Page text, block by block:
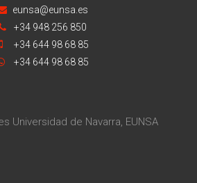
eunsa@eunsa.es
+34 948 256 850
+34 644 98 68 85
+34 644 98 68 85
Universidad de Navarra, EUNSA